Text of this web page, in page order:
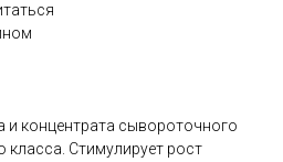
и концентрата сывороточного
класса. Стимулирует рост